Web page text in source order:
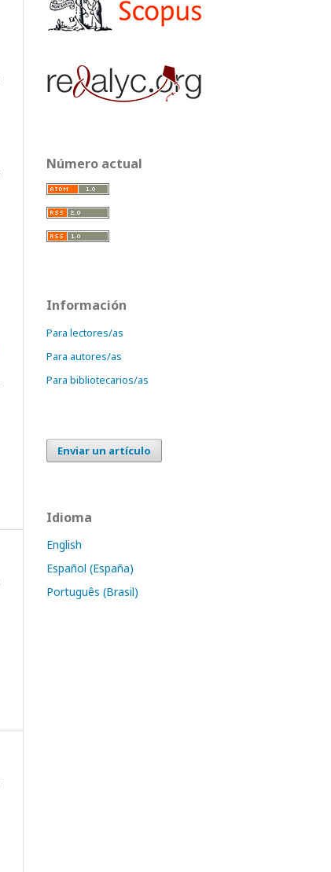
Número actual
Información
Para lectores/as
Para autores/as
Para bibliotecarios/as
Enviar un artículo
Idioma
English
Español (España)
Português (Brasil)